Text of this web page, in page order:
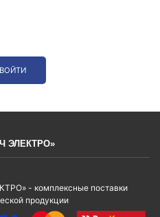
ВОЙТИ
ЭЛЕКТРО»
- комплексные поставки
продукции